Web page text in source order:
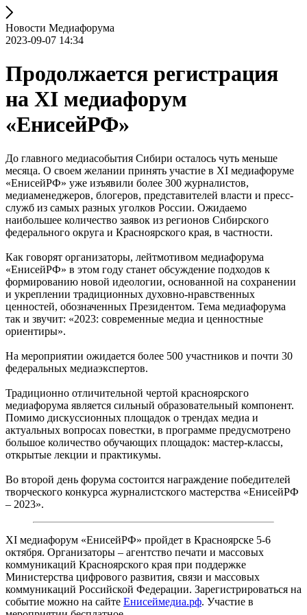
Новости Медиафорума
2023-09-07 14:34
Продолжается регистрация
на XI медиафорум
«ЕнисейРФ»
До главного медиасобытия Сибири осталось чуть меньше
месяца. О своем желании принять участие в XI медиафоруме
«ЕнисейРФ» уже изъявили более 300 журналистов,
медиаменеджеров, блогеров, представителей власти и пресс-
служб из самых разных уголков России. Ожидаемо
наибольшее количество заявок из регионов Сибирского
федерального округа и Красноярского края, в частности.
Как говорят организаторы, лейтмотивом медиафорума
«ЕнисейРФ» в этом году станет обсуждение подходов к
формированию новой идеологии, основанной на сохранении
и укреплении традиционных духовно-нравственных
ценностей, обозначенных Президентом. Тема медиафорума
так и звучит: «2023: современные медиа и ценностные
ориентиры».
На мероприятии ожидается более 500 участников и почти 30
федеральных медиаэкспертов.
Традиционно отличительной чертой красноярского
медиафорума является сильный образовательный компонент.
Помимо дискуссионных площадок о трендах медиа и
актуальных вопросах повестки, в программе предусмотрено
большое количество обучающих площадок: мастер-классы,
открытые лекции и практикумы.
Во второй день форума состоится награждение победителей
творческого конкурса журналистского мастерства «ЕнисейРФ
– 2023».
XI медиафорум «ЕнисейРФ» пройдет в Красноярске 5-6
октября. Организаторы – агентство печати и массовых
коммуникаций Красноярского края при поддержке
Министерства цифрового развития, связи и массовых
коммуникаций Российской Федерации. Зарегистрироваться на
событие можно на сайте Енисеймедиа.рф. Участие в